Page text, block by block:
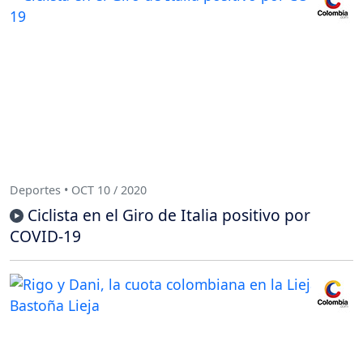
Deportes • OCT 10 / 2020
Ciclista en el Giro de Italia positivo por
COVID-19